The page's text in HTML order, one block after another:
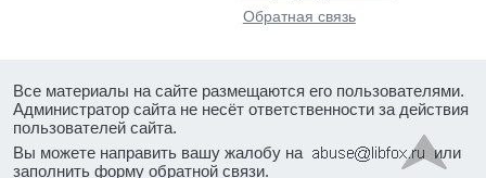
Обратная связь
Все материалы на сайте размещаются его пользователями.
Администратор сайта не несёт ответственности за действия
пользователей сайта.
Вы можете направить вашу жалобу на
или
заполнить форму обратной связи.